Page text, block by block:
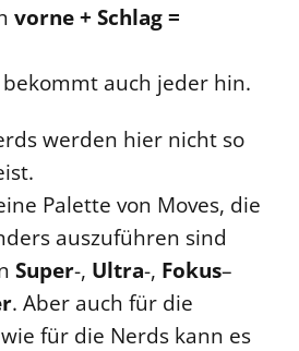
vorne + Schlag =
auch jeder hin.
werden hier nicht so
Palette von Moves, die
auszuführen sind
Super-, Ultra-, Fokus–
. Aber auch für die
für die Nerds kann es